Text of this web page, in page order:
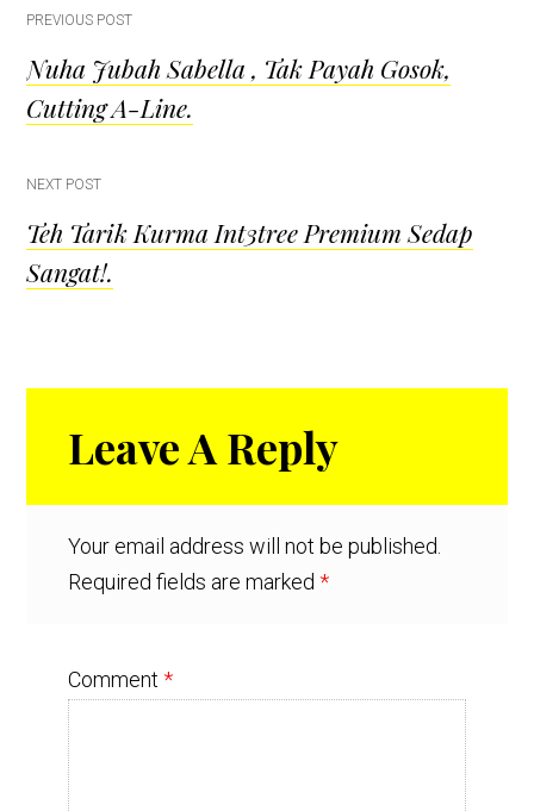
Post
navigation
PREVIOUS POST
Nuha Jubah Sabella , Tak Payah Gosok,
Cutting A-Line.
NEXT POST
Teh Tarik Kurma Int3tree Premium Sedap
Sangat!.
Interactions
Leave A Reply
Your email address will not be published.
Required fields are marked*
Comment*